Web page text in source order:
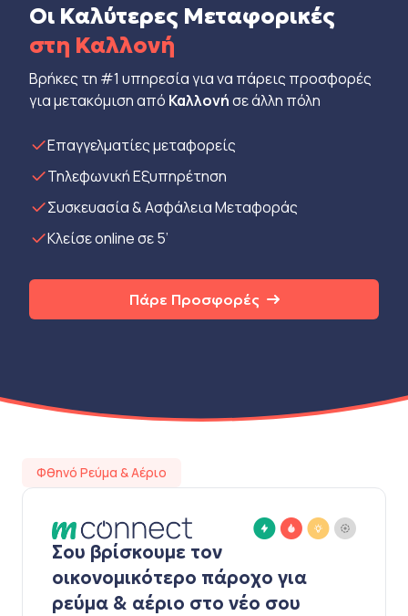
Οι Καλύτερες Μεταφορικές
στη Καλλονή
Βρήκες τη #1 υπηρεσία για να πάρεις προσφορές
για μετακόμιση από Καλλονήσε άλλη πόλη
Eπαγγελματίες μεταφορείς
Τηλεφωνική Εξυπηρέτηση
Συσκευασία & Ασφάλεια Μεταφοράς
Κλείσε online σε 5’
Πάρε Προσφορές
Φθηνό Ρεύμα & Αέριο
Σου βρίσκουμε τον
οικονομικότερο πάροχο για
ρεύμα & αέριο στο νέο σου